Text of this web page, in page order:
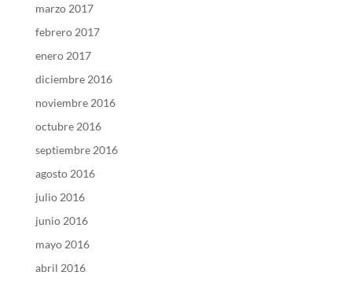
marzo 2017
febrero 2017
enero 2017
diciembre 2016
noviembre 2016
octubre 2016
septiembre 2016
agosto 2016
julio 2016
junio 2016
mayo 2016
abril 2016